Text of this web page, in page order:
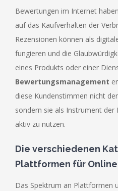
Bewertungen im Internet
auf das Kaufverhalten der
Rezensionen können als
fungieren und die
eines Produkts oder einer
Bewertungsmanagement
diese Kundenstimmen nicht
sondern sie als Instrument der
aktiv zu nutzen.
Die verschiedenen
Plattformen für Online
Das Spektrum an Plattformen